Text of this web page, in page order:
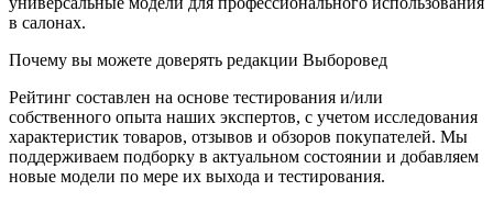
в салонах.
Почему вы можете доверять редакции Выборовед
Рейтинг составлен на основе тестирования и/или
собственного опыта наших экспертов, с учетом исследования
характеристик товаров, отзывов и обзоров покупателей. Мы
поддерживаем подборку в актуальном состоянии и добавляем
новые модели по мере их выхода и тестирования.